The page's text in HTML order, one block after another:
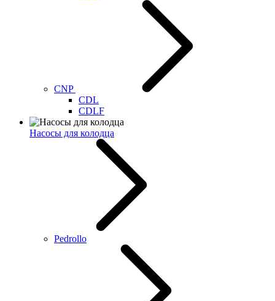
CNP
CDL
CDLF
Насосы для колодца
Pedrollo